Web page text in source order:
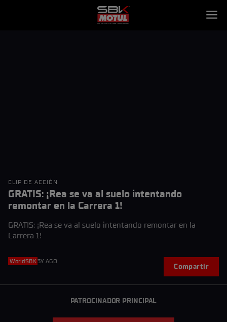
CLIP DE ACCIÓN
GRATIS: ¡Rea se va al suelo intentando
remontar en la Carrera 1!
GRATIS: ¡Rea se va al suelo intentando remontar en la
Carrera 1!
WorldSBK 3Y AGO
Compartir
PATROCINADOR PRINCIPAL